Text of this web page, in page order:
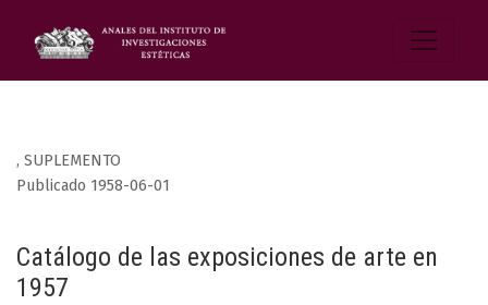
, SUPLEMENTO
Catálogo de las exposiciones de arte en
1957
Publicado 1958-06-01